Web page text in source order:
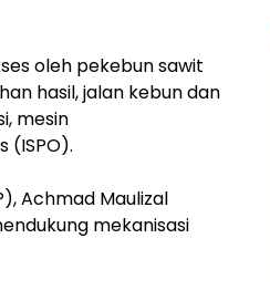
oleh pekebun sawit
hasil, jalan kebun dan
mesin
(ISPO).
Achmad Maulizal
mekanisasi